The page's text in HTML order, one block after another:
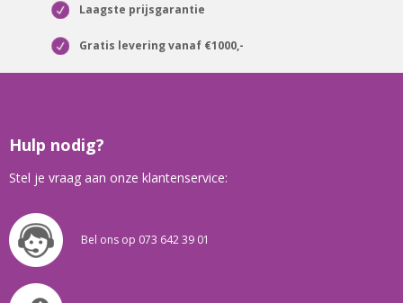
Laagste prijsgarantie
Gratis levering vanaf €1000,-
Hulp nodig?
Stel je vraag aan onze klantenservice:
Bel ons op 073 642 39 01